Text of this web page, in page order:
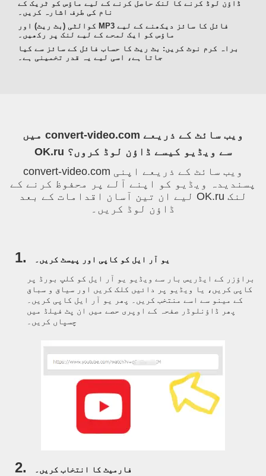
ڈاؤن لوڈ کرنے کا لنک حاصل کرنے کے لیے ماؤس کو ٹریک کے
نام کی طرف اشارہ کریں۔
کوالٹی (بٹ ریٹ) اور MP3 فائل کا سائز دیکھنے کے لیے
ماؤس کو ایک لمحے کے لیے لنک پر رکھیں۔
براہ کرم نوٹ کریں: بٹ ریٹ کا حساب فائل کے سائز سے کیا
جاتا ہے، اسی لیے یہ قدر تخمینی ہے۔
میں convert-video.com ویب سائٹ کے ذریعے
OK.ru سے ویڈیو کیسے ڈاؤن لوڈ کروں؟
convert-video.com ویب سائٹ کے ذریعے اپنی
پسندیدہ ویڈیو کو اپنے آلے پر محفوظ کرنے کے
لیے ان تین آسان اقدامات کے بعد OK.ru لنک
ڈاؤن لوڈ کریں۔
1.
یو آر ایل کو کاپی اور پیسٹ کریں۔
براؤزر کے ایڈریس بار سے ویڈیو یو آر ایل کو کلپ بورڈ پر
کاپی کریں، یا ویڈیو پر دائیں کلک کریں اور سیاق و سباق
کے مینو سے اسے منتخب کریں۔ پھر یو آر ایل کاپی کریں۔
پھر ڈاؤنلوڈر صفحہ کے اوپری حصے میں ان پٹ فیلڈ میں
چسپاں کریں۔
2.
فارمیٹ کا انتخاب کریں۔